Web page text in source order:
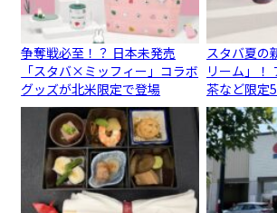
争奪戦必至！？ 日本未発売
「スタバ×ミッフィー」コラボ
グッズが北米限定で登場
スタバ夏の
リーム」！
茶など限定